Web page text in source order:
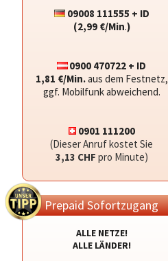
09008 111555 + ID
(2,99 €/Min.)
0900 470722 + ID
1,81 €/Min.aus dem Festnetz,
ggf. Mobilfunk abweichend.
0901 111200
(Dieser Anruf kostet Sie
3,13 CHF pro Minute)
Prepaid Sofortzugang
ALLE NETZE!
ALLE LÄNDER!